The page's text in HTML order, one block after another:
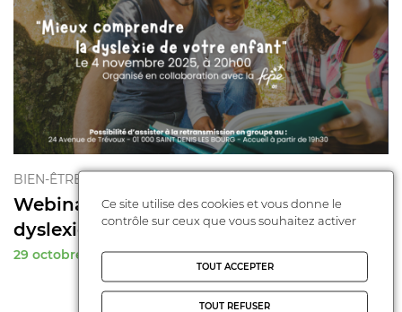
BIEN-ÊTRE DE L'ENFANT
Webinaire "Mieux comprendre la
dyslexie de votre e ...
29 octobre 2025
Ce site utilise des cookies et vous donne le
contrôle sur ceux que vous souhaitez activer
TOUT ACCEPTER
TOUT REFUSER